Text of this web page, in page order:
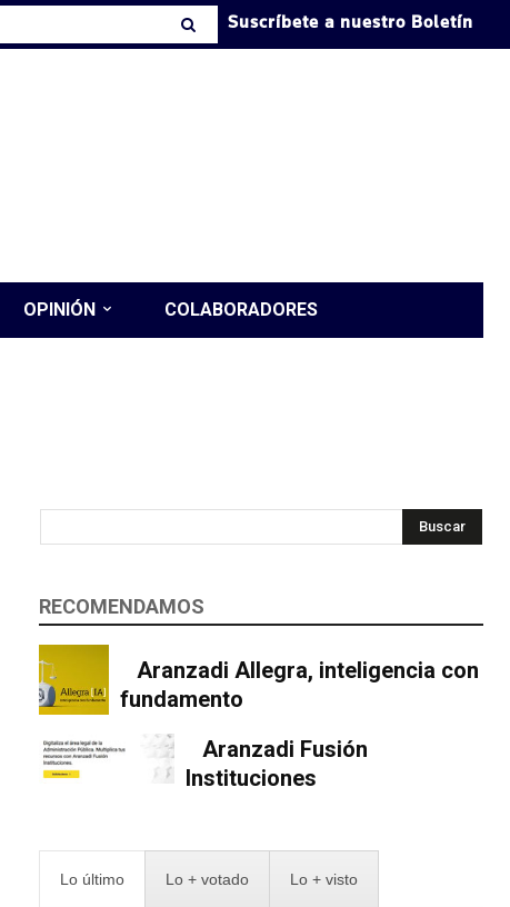
Suscríbete a nuestro Boletín
OPINIÓN COLABORADORES
Buscar
RECOMENDAMOS
Aranzadi Allegra, inteligencia con
fundamento
Aranzadi Fusión
Instituciones
Lo último Lo + votado Lo + visto